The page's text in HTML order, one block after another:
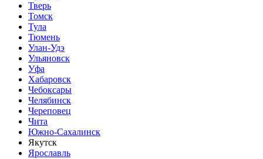
Тверь
Томск
Тула
Тюмень
Улан-Удэ
Ульяновск
Уфа
Хабаровск
Чебоксары
Челябинск
Череповец
Чита
Южно-Сахалинск
Якутск
Ярославль